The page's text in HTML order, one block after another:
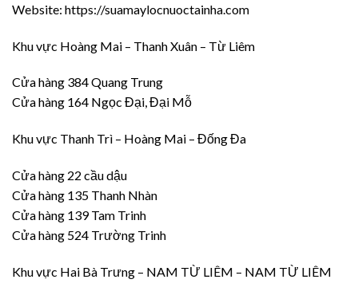
Website: https://suamaylocnuoctainha.com
Khu vực Hoàng Mai – Thanh Xuân – Từ Liêm
Cửa hàng 384 Quang Trung
Cửa hàng 164 Ngọc Đại, Đại Mỗ
Khu vực Thanh Trì – Hoàng Mai – Đống Đa
Cửa hàng 22 cầu dậu
Cửa hàng 135 Thanh Nhàn
Cửa hàng 139 Tam Trinh
Cửa hàng 524 Trường Trinh
Khu vực Hai Bà Trưng – NAM TỪ LIÊM – NAM TỪ LIÊM